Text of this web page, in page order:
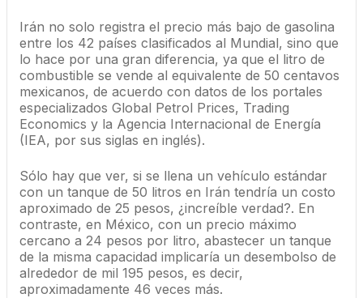
Irán no solo registra el precio más bajo de gasolina
entre los 42 países clasificados al Mundial, sino que
lo hace por una gran diferencia, ya que el litro de
combustible se vende al equivalente de 50 centavos
mexicanos, de acuerdo con datos de los portales
especializados Global Petrol Prices, Trading
Economics y la Agencia Internacional de Energía
(IEA, por sus siglas en inglés).
Sólo hay que ver, si se llena un vehículo estándar
con un tanque de 50 litros en Irán tendría un costo
aproximado de 25 pesos, ¿increíble verdad?. En
contraste, en México, con un precio máximo
cercano a 24 pesos por litro, abastecer un tanque
de la misma capacidad implicaría un desembolso de
alrededor de mil 195 pesos, es decir,
aproximadamente 46 veces más.